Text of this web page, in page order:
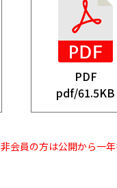
PDF
pdf/61.5KB
非会員の方は公開から一